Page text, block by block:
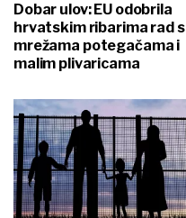
Dobar ulov: EU odobrila
hrvatskim ribarima rad s
mrežama potegačama i
malim plivaricama